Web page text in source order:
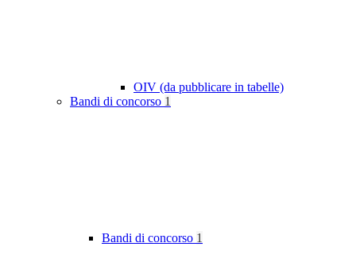
OIV (da pubblicare in tabelle)
Bandi di concorso 1
Bandi di concorso 1